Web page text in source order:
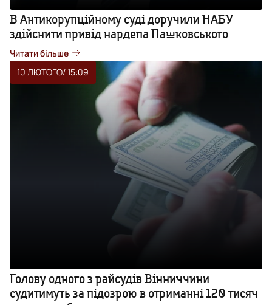
В Антикорупційному суді доручили НАБУ
здійснити привід нардепа Пашковського
Читати більше
10 ЛЮТОГО/ 15:09
Голову одного з райсудів Вінниччини
судитимуть за підозрою в отриманні 120 тисяч